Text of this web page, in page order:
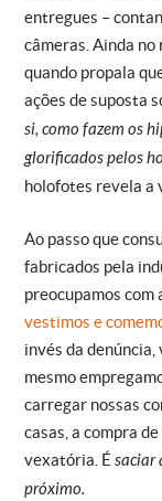
entregues –
câmeras. Ainda
quando propala
ações de suposta
si, como fazem os
glorificados pelos
holofotes revela a
Ao passo que
fabricados pela
preocupamos com
vestimos e
invés da
mesmo
carregar nossas
casas, a compra
vexatória. É saciar
próximo.